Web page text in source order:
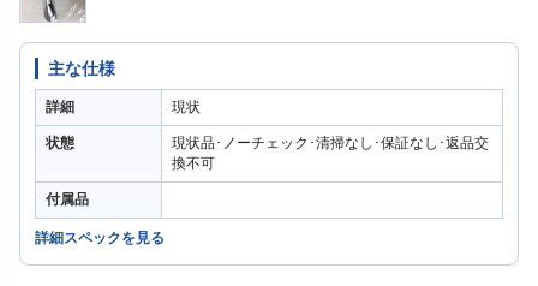
主な仕様
詳細 現状
状態
現状品･ノーチェック･清掃なし･保証なし･返品交
換不可
付属品
詳細スペックを見る